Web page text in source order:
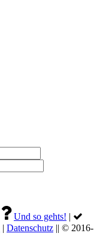
Und so gehts! |
| Datenschutz || © 2016-